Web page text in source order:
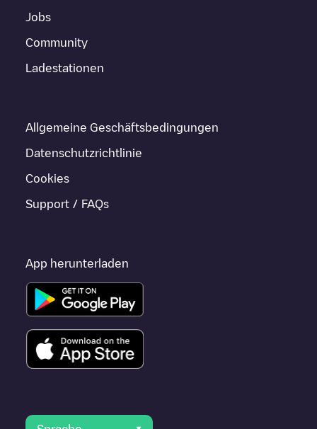
Jobs
Community
Ladestationen
Allgemeine Geschäftsbedingungen
Datenschutzrichtlinie
Cookies
Support / FAQs
App herunterladen